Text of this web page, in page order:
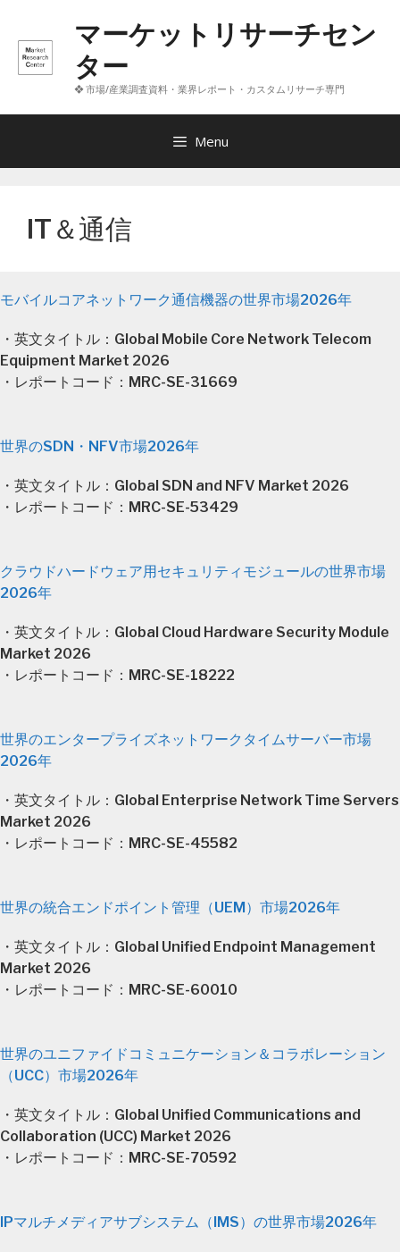
へ
マーケットリサーチセン
ター
❖ 市場/産業調査資料・業界レポート・カスタムリサーチ専門
Menu
IT＆通信
モバイルコアネットワーク通信機器の世界市場2026年
・英文タイトル：Global Mobile Core Network Telecom
Equipment Market 2026
・レポートコード：MRC-SE-31669
世界のSDN・NFV市場2026年
・英文タイトル：Global SDN and NFV Market 2026
・レポートコード：MRC-SE-53429
クラウドハードウェア用セキュリティモジュールの世界市場
2026年
・英文タイトル：Global Cloud Hardware Security Module
Market 2026
・レポートコード：MRC-SE-18222
世界のエンタープライズネットワークタイムサーバー市場
2026年
・英文タイトル：Global Enterprise Network Time Servers
Market 2026
・レポートコード：MRC-SE-45582
世界の統合エンドポイント管理（UEM）市場2026年
・英文タイトル：Global Unified Endpoint Management
Market 2026
・レポートコード：MRC-SE-60010
世界のユニファイドコミュニケーション＆コラボレーション
（UCC）市場2026年
・英文タイトル：Global Unified Communications and
Collaboration (UCC) Market 2026
・レポートコード：MRC-SE-70592
IPマルチメディアサブシステム（IMS）の世界市場2026年